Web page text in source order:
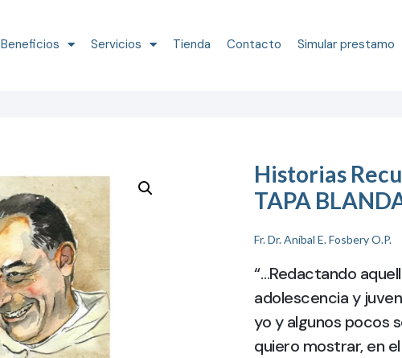
Beneficios Servicios Tienda Contacto Simular prestamo
Historias
TAPA
Fr. Dr. Aníbal E. Fosbery O.P.
“…Redactando
adolescencia y
yo y algunos pocos
quiero mostrar, en